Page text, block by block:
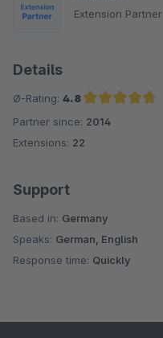
Extension Partner
Details
Ø-Rating: 4.8
Average rating of 4.8 out of 5 stars
Partner since: 2014
Extensions: 22
Support
Based in: Germany
Speaks: German, English
Response time: Quickly